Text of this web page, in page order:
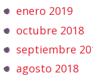
enero 2019
octubre 2018
septiembre
agosto 2018